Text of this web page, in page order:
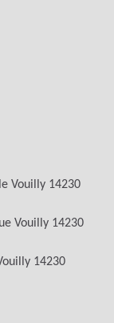
Vouilly 14230
Vouilly 14230
14230